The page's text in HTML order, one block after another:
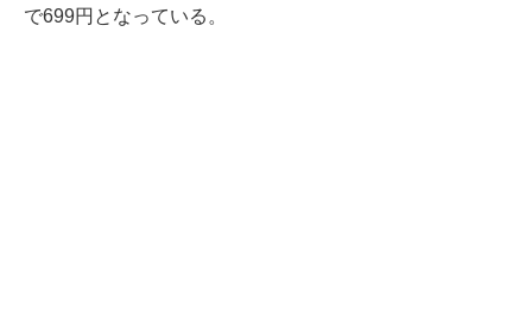
で699円となっている。